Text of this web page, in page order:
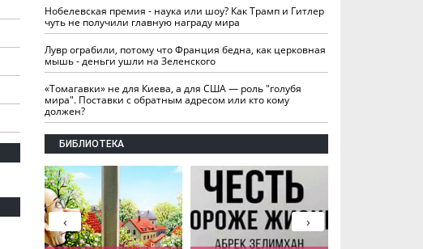
Нобелевская премия - наука или шоу? Как Трамп и Гитлер
чуть не получили главную награду мира
Лувр ограбили, потому что Франция бедна, как церковная
мышь - деньги ушли на Зеленского
«Томагавки» не для Киева, а для США — роль "голубя
мира". Поставки с обратным адресом или кто кому
должен?
БИБЛИОТЕКА
›
‹